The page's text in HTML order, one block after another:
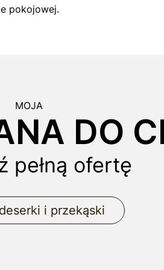
pokojowej.
MOJA
DO
pełną ofertę
i przekąski